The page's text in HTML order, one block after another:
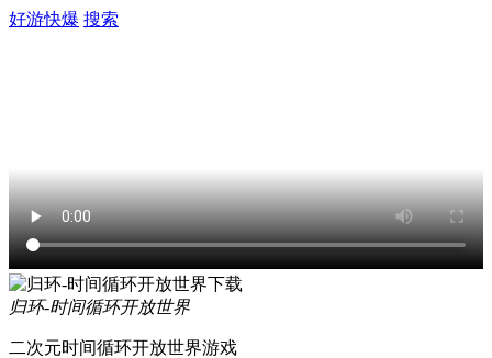
好游快爆 搜索
归环-时间循环开放世界
二次元时间循环开放世界游戏